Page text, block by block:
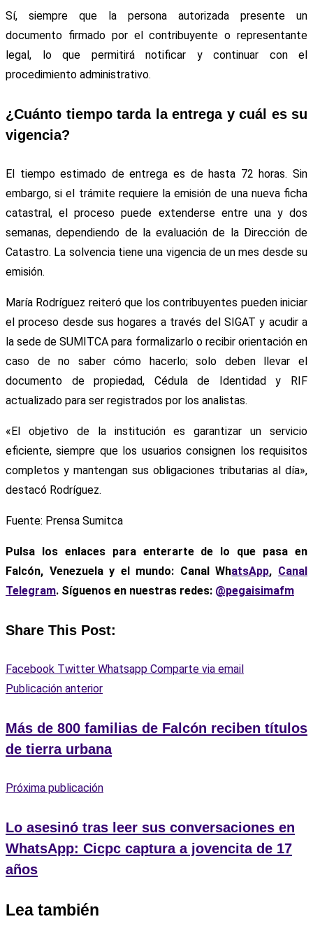
Sí, siempre que la persona autorizada presente un
documento firmado por el contribuyente o representante
legal, lo que permitirá notificar y continuar con el
procedimiento administrativo.
¿Cuánto tiempo tarda la entrega y cuál es su
vigencia?
El tiempo estimado de entrega es de hasta 72 horas. Sin
embargo, si el trámite requiere la emisión de una nueva ficha
catastral, el proceso puede extenderse entre una y dos
semanas, dependiendo de la evaluación de la Dirección de
Catastro. La solvencia tiene una vigencia de un mes desde su
emisión.
María Rodríguez reiteró que los contribuyentes pueden iniciar
el proceso desde sus hogares a través del SIGAT y acudir a
la sede de SUMITCA para formalizarlo o recibir orientación en
caso de no saber cómo hacerlo; solo deben llevar el
documento de propiedad, Cédula de Identidad y RIF
actualizado para ser registrados por los analistas.
«El objetivo de la institución es garantizar un servicio
eficiente, siempre que los usuarios consignen los requisitos
completos y mantengan sus obligaciones tributarias al día»,
destacó Rodríguez.
Fuente: Prensa Sumitca
Pulsa los enlaces para enterarte de lo que pasa en
Falcón, Venezuela y el mundo: Canal WhatsApp, Canal
Telegram. Síguenos en nuestras redes: @pegaisimafm
Share This Post:
Facebook Twitter Whatsapp Comparte via email
Publicación anterior
Más de 800 familias de Falcón reciben títulos
de tierra urbana
Próxima publicación
Lo asesinó tras leer sus conversaciones en
WhatsApp: Cicpc captura a jovencita de 17
años
Lea también